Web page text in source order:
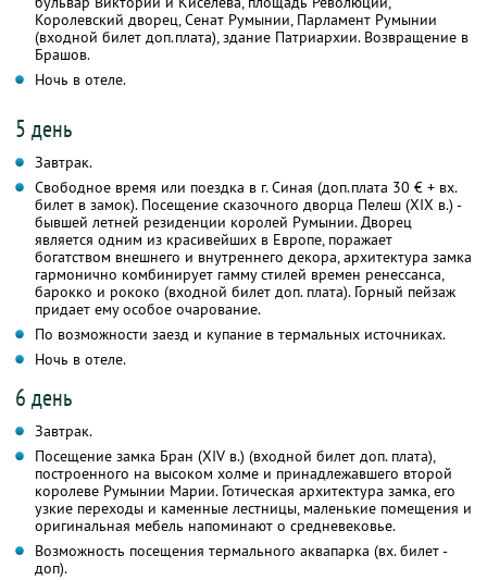
Королевский дворец, Сенат Румынии, Парламент Румынии
(входной билет доп.плата), здание Патриархии. Возвращение в
Брашов.
Ночь в отеле.
5 день
Завтрак.
Свободное время или поездка в г. Синая (доп.плата 30 € + вх.
билет в замок). Посещение сказочного дворца Пелеш (XIX в.) -
бывшей летней резиденции королей Румынии. Дворец
является одним из красивейших в Европе, поражает
богатством внешнего и внутреннего декора, архитектура замка
гармонично комбинирует гамму стилей времен ренессанса,
барокко и рококо (входной билет доп. плата). Горный пейзаж
придает ему особое очарование.
По возможности заезд и купание в термальных источниках.
Ночь в отеле.
6 день
Завтрак.
Посещение замка Бран (XIV в.) (входной билет доп. плата),
построенного на высоком холме и принадлежавшего второй
королеве Румынии Марии. Готическая архитектура замка, его
узкие переходы и каменные лестницы, маленькие помещения и
оригинальная мебель напоминают о средневековье.
Возможность посещения термального аквапарка (вх. билет -
доп).